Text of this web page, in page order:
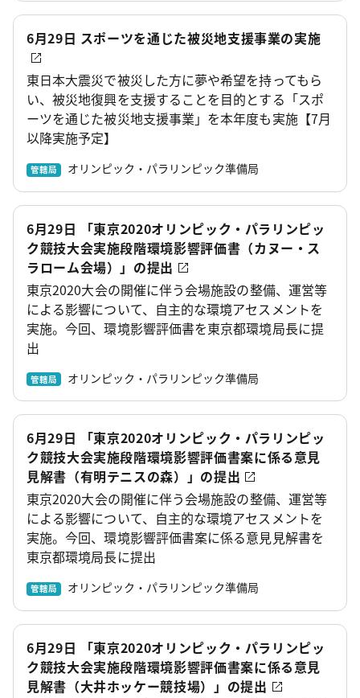
6月29日 スポーツを通じた被災地支援事業の実施
東日本大震災で被災した方に夢や希望を持ってもら
い、被災地復興を支援することを目的とする「スポ
ーツを通じた被災地支援事業」を本年度も実施【7月
以降実施予定】
管轄局 オリンピック・パラリンピック準備局
6月29日 「東京2020オリンピック・パラリンピッ
ク競技大会実施段階環境影響評価書（カヌー・ス
ラローム会場）」の提出
東京2020大会の開催に伴う会場施設の整備、運営等
による影響について、自主的な環境アセスメントを
実施。今回、環境影響評価書を東京都環境局長に提
出
管轄局 オリンピック・パラリンピック準備局
6月29日 「東京2020オリンピック・パラリンピッ
ク競技大会実施段階環境影響評価書案に係る意見
見解書（有明テニスの森）」の提出
東京2020大会の開催に伴う会場施設の整備、運営等
による影響について、自主的な環境アセスメントを
実施。今回、環境影響評価書案に係る意見見解書を
東京都環境局長に提出
管轄局 オリンピック・パラリンピック準備局
6月29日 「東京2020オリンピック・パラリンピッ
ク競技大会実施段階環境影響評価書案に係る意見
見解書（大井ホッケー競技場）」の提出